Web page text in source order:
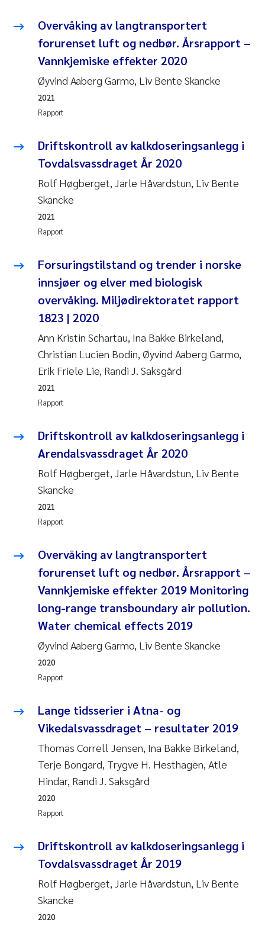
Overvåking av langtransportert
forurenset luft og nedbør. Årsrapport –
Vannkjemiske effekter 2020
Øyvind Aaberg Garmo, Liv Bente Skancke
Rapport
2021
Driftskontroll av kalkdoseringsanlegg i
Tovdalsvassdraget År 2020
Rolf Høgberget, Jarle Håvardstun, Liv Bente
Skancke
Rapport
2021
Forsuringstilstand og trender i norske
innsjøer og elver med biologisk
overvåking. Miljødirektoratet rapport
1823 | 2020
Ann Kristin Schartau, Ina Bakke Birkeland,
Christian Lucien Bodin, Øyvind Aaberg Garmo,
Erik Friele Lie, Randi J. Saksgård
Rapport
2021
Driftskontroll av kalkdoseringsanlegg i
Arendalsvassdraget År 2020
Rolf Høgberget, Jarle Håvardstun, Liv Bente
Skancke
Rapport
2021
Overvåking av langtransportert
forurenset luft og nedbør. Årsrapport –
Vannkjemiske effekter 2019 Monitoring
long-range transboundary air pollution.
Water chemical effects 2019
Øyvind Aaberg Garmo, Liv Bente Skancke
Rapport
2020
Lange tidsserier i Atna- og
Vikedalsvassdraget – resultater 2019
Thomas Correll Jensen, Ina Bakke Birkeland,
Terje Bongard, Trygve H. Hesthagen, Atle
Hindar, Randi J. Saksgård
Rapport
2020
Driftskontroll av kalkdoseringsanlegg i
Tovdalsvassdraget År 2019
Rolf Høgberget, Jarle Håvardstun, Liv Bente
Skancke
2020